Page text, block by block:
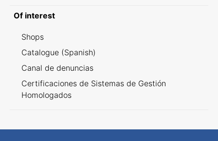
Of interest
Shops
Catalogue (Spanish)
Canal de denuncias
Certificaciones de Sistemas de Gestión
Homologados